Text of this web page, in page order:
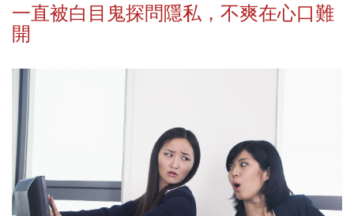
一直被白目鬼探問隱私，不爽在心口難
開